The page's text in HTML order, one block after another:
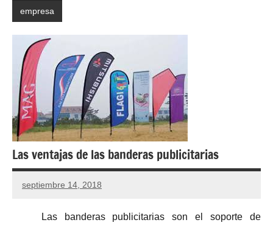
empresa
Las ventajas de las banderas publicitarias
septiembre 14, 2018
Las banderas publicitarias son el soporte de